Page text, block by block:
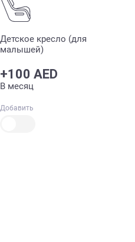
Детское кресло (для
малышей)
+100 AED
В месяц
Добавить